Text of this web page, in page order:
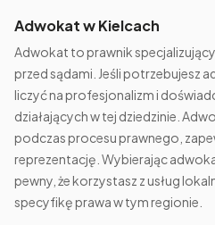
Adwokat w Kielcach
Adwokat to prawnik
przed sądami. Jeśli potrzebujesz
liczyć na profesjonalizm i
działających w tej dziedzinie.
podczas procesu prawnego,
reprezentację. Wybierając
pewny, że korzystasz z usług
specyfikę prawa w tym regionie.